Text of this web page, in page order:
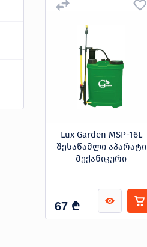
Lux Garden MSP-16L
შესაწამლი აპარატი
მექანიკური
67 ₾